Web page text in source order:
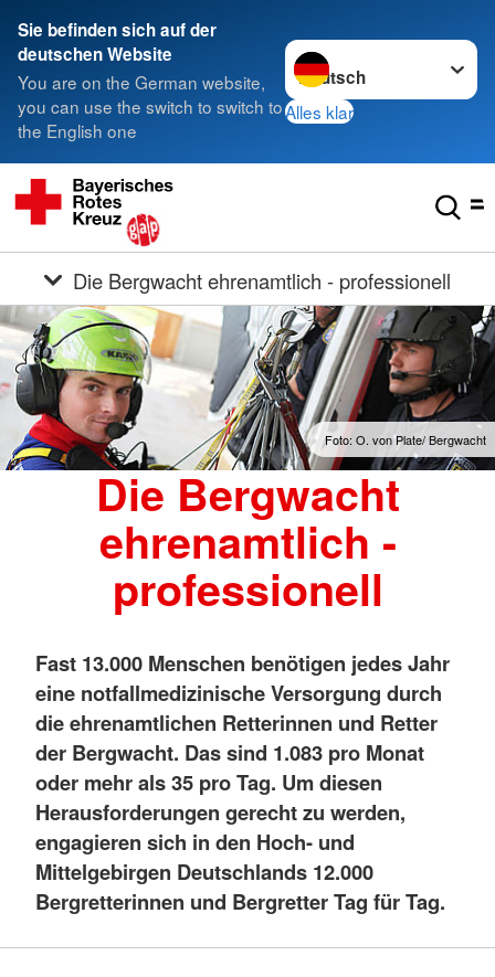
Sie befinden sich auf der
deutschen Website
You are on the German website,
you can use the switch to switch to
the English one
Sprache wechseln zu
Alles klar
Die Bergwacht ehrenamtlich - professionell
Foto: O. von Plate/ Bergwacht
Die Bergwacht
ehrenamtlich -
professionell
Fast 13.000 Menschen benötigen jedes Jahr
eine notfallmedizinische Versorgung durch
die ehrenamtlichen Retterinnen und Retter
der Bergwacht. Das sind 1.083 pro Monat
oder mehr als 35 pro Tag. Um diesen
Herausforderungen gerecht zu werden,
engagieren sich in den Hoch- und
Mittelgebirgen Deutschlands 12.000
Bergretterinnen und Bergretter Tag für Tag.